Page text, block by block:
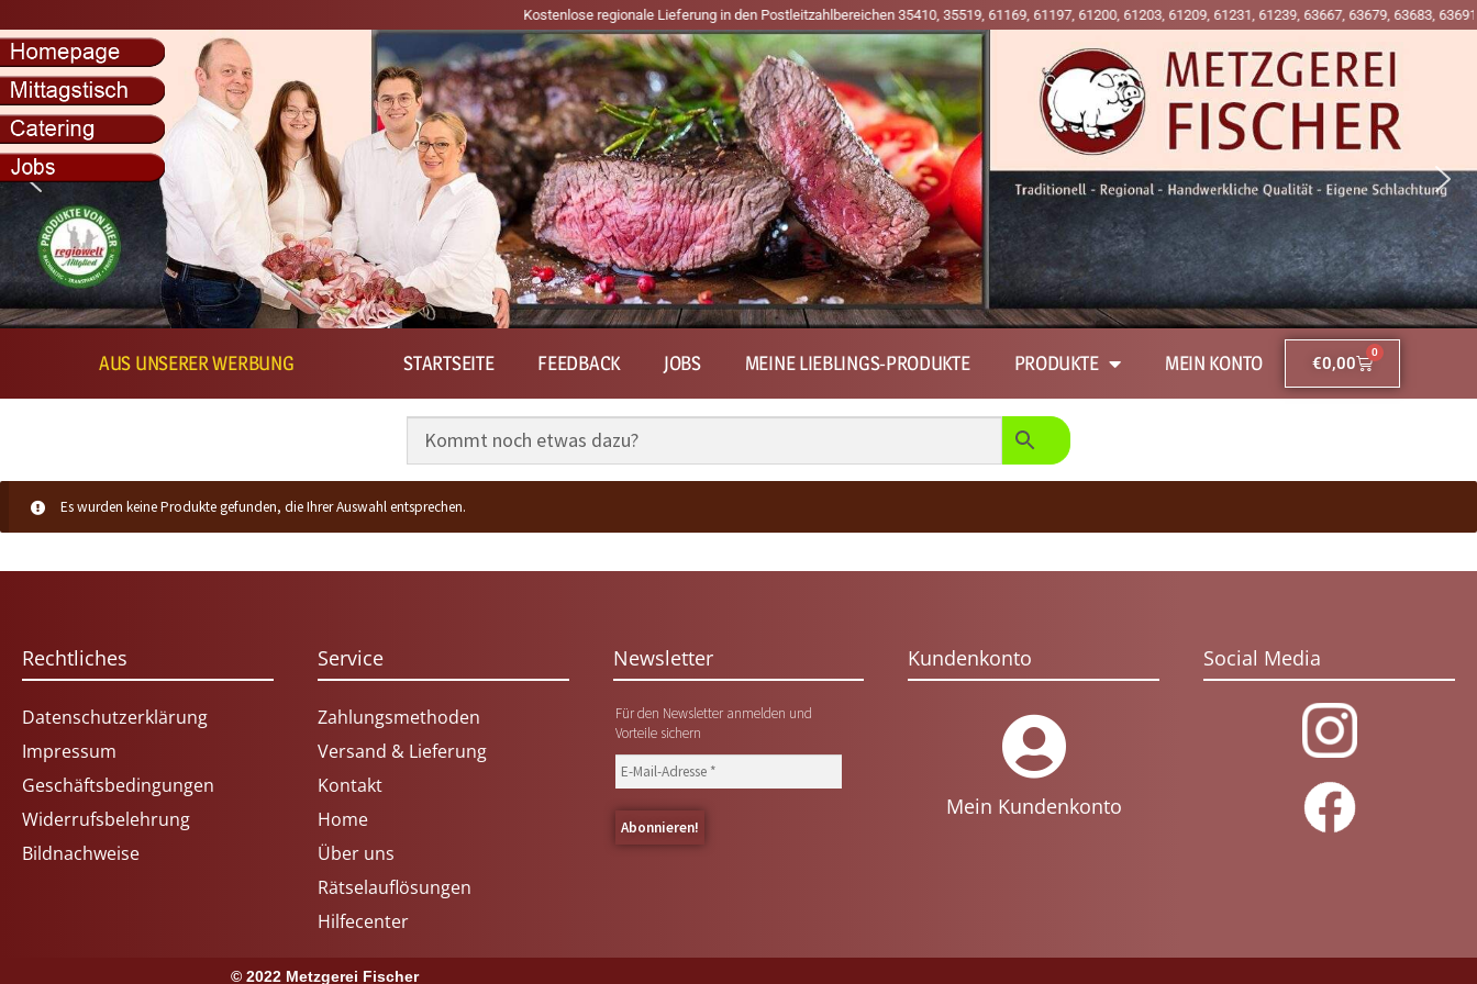
Kostenlose regionale Lieferung in den Postleitzahlbereichen 35410, 35519, 61169, 61197, 61200, 61203, 61209, 61231, 61239, 63667, 63679, 63683, 63691 und
AUS UNSERER WERBUNG STARTSEITE FEEDBACK JOBS MEINE LIEBLINGS-PRODUKTE PRODUKTE MEIN KONTO €0,00
0
Es wurden keine Produkte gefunden, die Ihrer Auswahl entsprechen.
Rechtliches
Datenschutzerklärung
Impressum
Geschäftsbedingungen
Widerrufsbelehrung
Bildnachweise
Service
Zahlungsmethoden
Versand & Lieferung
Kontakt
Home
Über uns
Rätselauflösungen
Hilfecenter
Newsletter
Für den Newsletter anmelden und
Vorteile sichern
Kundenkonto
Mein Kundenkonto
Social Media
© 2022 Metzgerei Fischer